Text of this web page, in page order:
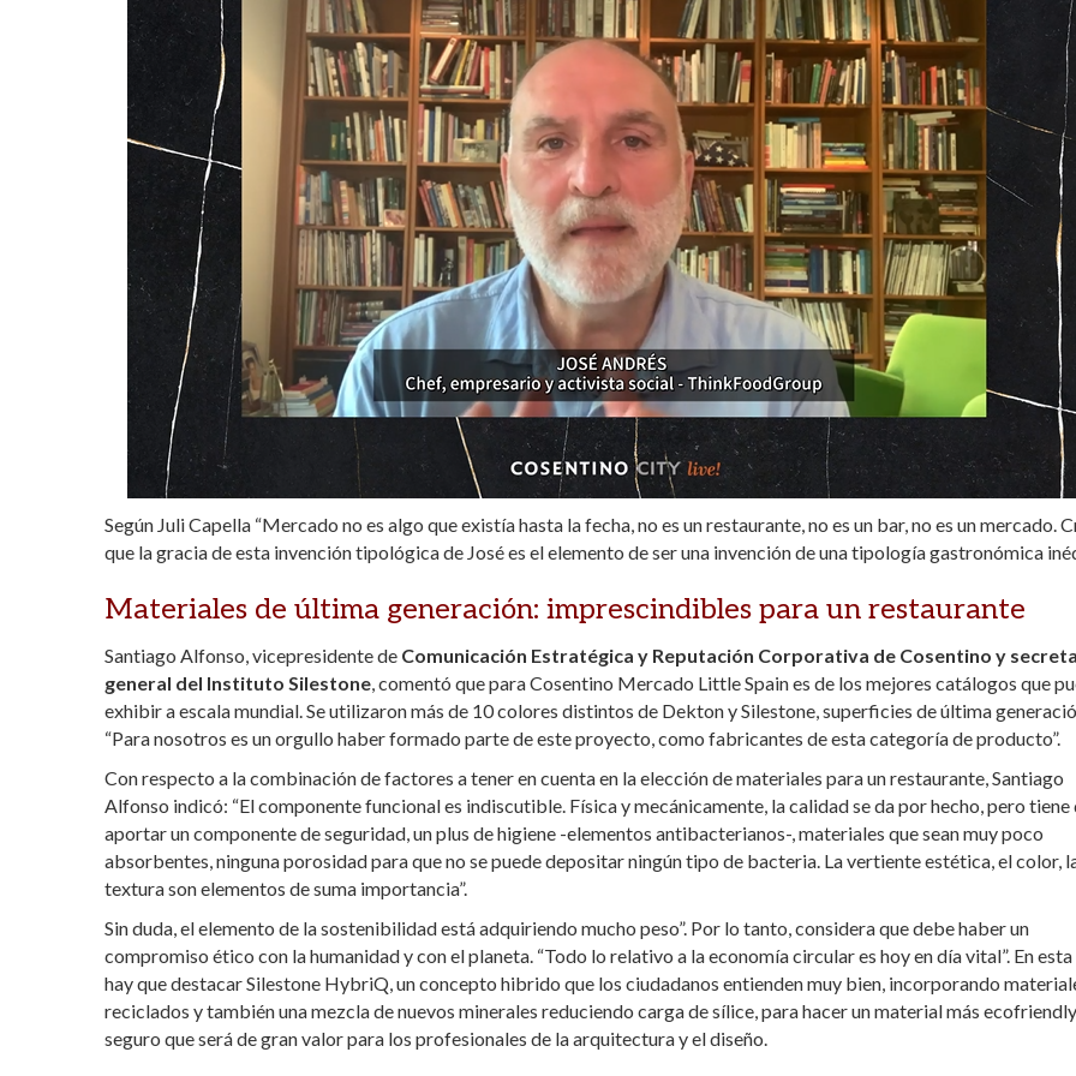
Según Juli Capella “Mercado no es algo que existía hasta la fecha, no es un restaurante, no es un bar, no es un mercado.
que la gracia de esta invención tipológica de José es el elemento de ser una invención de una tipología gastronómica
Materiales de última generación: imprescindibles para un restaurante
Santiago Alfonso, vicepresidente de Comunicación Estratégica y Reputación Corporativa de Cosentino y
general del Instituto Silestone, comentó que para Cosentino Mercado Little Spain es de los mejores catálogos que
exhibir a escala mundial. Se utilizaron más de 10 colores distintos de Dekton y Silestone, superficies de última
“Para nosotros es un orgullo haber formado parte de este proyecto, como fabricantes de esta categoría de producto”.
Con respecto a la combinación de factores a tener en cuenta en la elección de materiales para un restaurante, Santiago
Alfonso indicó: “El componente funcional es indiscutible. Física y mecánicamente, la calidad se da por hecho, pero tiene
aportar un componente de seguridad, un plus de higiene -elementos antibacterianos-, materiales que sean muy poco
absorbentes, ninguna porosidad para que no se puede depositar ningún tipo de bacteria. La vertiente estética, el color,
textura son elementos de suma importancia”.
Sin duda, el elemento de la sostenibilidad está adquiriendo mucho peso”. Por lo tanto, considera que debe haber un
compromiso ético con la humanidad y con el planeta. “Todo lo relativo a la economía circular es hoy en día vital”. En
hay que destacar Silestone HybriQ, un concepto hibrido que los ciudadanos entienden muy bien, incorporando
reciclados y también una mezcla de nuevos minerales reduciendo carga de sílice, para hacer un material más
seguro que será de gran valor para los profesionales de la arquitectura y el diseño.